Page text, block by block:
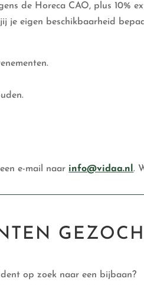
de Horeca CAO, plus 10%
je eigen beschikbaarheid
e-mail naar info@vidaa.nl.
op zoek naar een bijbaan?